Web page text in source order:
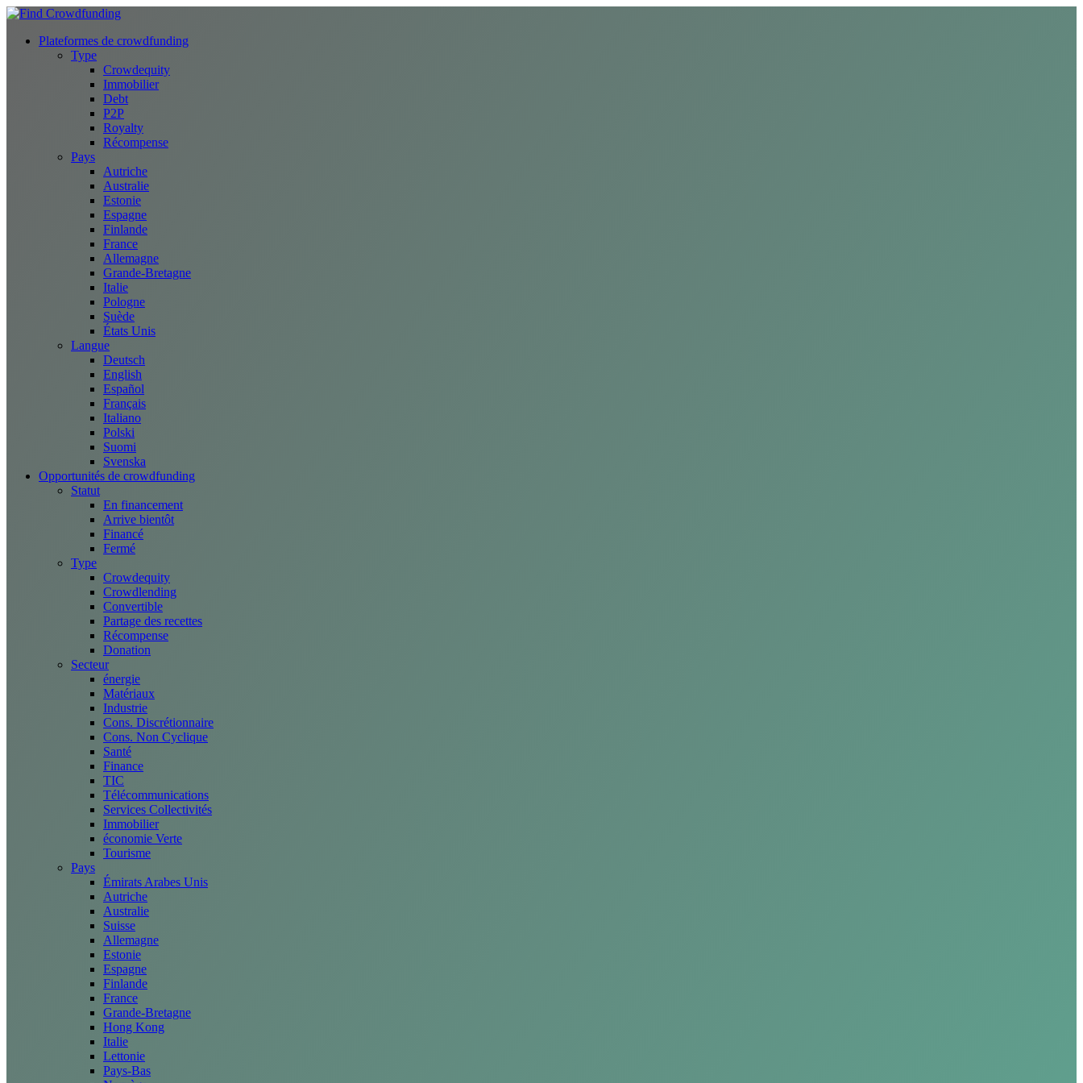
Plateformes de crowdfunding
Type
Crowdequity
Immobilier
Debt
P2P
Royalty
Récompense
Pays
Autriche
Australie
Estonie
Espagne
Finlande
France
Allemagne
Grande-Bretagne
Italie
Pologne
Suède
États Unis
Langue
Deutsch
English
Español
Français
Italiano
Polski
Suomi
Svenska
Opportunités de crowdfunding
Statut
En financement
Arrive bientôt
Financé
Fermé
Type
Crowdequity
Crowdlending
Convertible
Partage des recettes
Récompense
Donation
Secteur
énergie
Matériaux
Industrie
Cons. Discrétionnaire
Cons. Non Cyclique
Santé
Finance
TIC
Télécommunications
Services Collectivités
Immobilier
économie Verte
Tourisme
Pays
Émirats Arabes Unis
Autriche
Australie
Suisse
Allemagne
Estonie
Espagne
Finlande
France
Grande-Bretagne
Hong Kong
Italie
Lettonie
Pays-Bas